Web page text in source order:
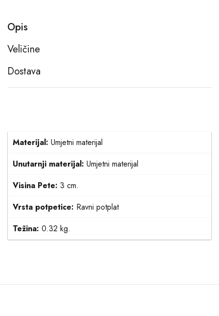
Opis
Veličine
Dostava
Materijal: Umjetni materijal
Unutarnji materijal: Umjetni materijal
Visina Pete: 3 cm.
Vrsta potpetice: Ravni potplat
Težina: 0.32 kg.